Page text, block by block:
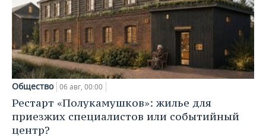
Общество 06 авг, 00:00
Рестарт «Полукамушков»: жилье для
приезжих специалистов или событийный
центр?